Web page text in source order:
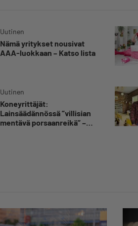
Uutinen
Nämä yritykset nousivat
AAA-luokkaan – Katso lista
Uutinen
Koneyrittäjät:
Lainsäädännössä ”villisian
mentävä porsaanreikä” –